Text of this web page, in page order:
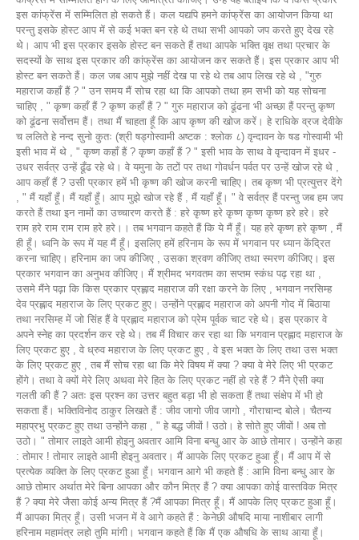
इस कांफ्रेंस में सम्मिलित हो सकते हैं। कल यद्यपि हमने कांफ्रेंस का आयोजन किया था
परन्तु इसके होस्ट आप में से कई भक्त बन रहे थे तथा सभी आपको जप करते हुए देख रहे
थे। आप भी इस प्रकार इसके होस्ट बन सकते हैं तथा आपके भक्ति वृक्ष तथा प्रचार के
सदस्यों के साथ इस प्रकार की कांफ्रेंस का आयोजन कर सकते हैं। इस प्रकार आप भी
होस्ट बन सकते हैं। कल जब आप मुझे नहीं देख पा रहे थे तब आप लिख रहे थे , "गुरु
महाराज कहाँ हैं ? " उन समय मैं सोच रहा था कि आपको तथा हम सभी को यह सोचना
चाहिए , " कृष्ण कहाँ हैं ? कृष्ण कहाँ हैं ? " गुरु महाराज को ढूंढना भी अच्छा हैं परन्तु कृष्ण
को ढूंढना सर्वोत्तम हैं। तथा मैं चाहता हूँ कि आप कृष्ण की खोज करें। हे राधिके व्रज देवीके
च ललिते हे नन्द सुनो कुतः (श्री षड्गोस्वामी अष्टक : श्लोक ८) वृन्दावन के षड गोस्वामी भी
इसी भाव में थे , " कृष्ण कहाँ हैं ? कृष्ण कहाँ हैं ? " इसी भाव के साथ वे वृन्दावन में इधर -
उधर सर्वत्र उन्हें ढूँढ रहे थे। वे यमुना के तटों पर तथा गोवर्धन पर्वत पर उन्हें खोज रहे थे ,
आप कहाँ हैं ? उसी प्रकार हमें भी कृष्ण की खोज करनी चाहिए। तब कृष्ण भी प्रत्युत्तर देंगे
, " मैं यहाँ हूँ। मैं यहाँ हूँ। आप मुझे खोज रहे हैं , मैं यहाँ हूँ। " वे सर्वत्र हैं परन्तु जब हम जप
करते हैं तथा इन नामों का उच्चारण करते हैं : हरे कृष्ण हरे कृष्ण कृष्ण कृष्ण हरे हरे। हरे
राम हरे राम राम राम हरे हरे।। तब भगवान कहते हैं कि ये मैं हूँ। यह हरे कृष्ण हरे कृष्ण , मैं
ही हूँ। ध्वनि के रूप में यह मैं हूँ। इसलिए हमें हरिनाम के रूप में भगवान पर ध्यान केंद्रित
करना चाहिए। हरिनाम का जप कीजिए , उसका श्रवण कीजिए तथा स्मरण कीजिए। इस
प्रकार भगवान का अनुभव कीजिए। मैं श्रीमद भगवतम का सप्तम स्कंध पढ़ रहा था ,
उसमे मैंने पढ़ा कि किस प्रकार प्रह्लाद महाराज की रक्षा करने के लिए , भगवान नरसिम्ह
देव प्रह्लाद महाराज के लिए प्रकट हुए। उन्होंने प्रह्लाद महाराज को अपनी गोद में बिठाया
तथा नरसिम्ह में जो सिंह हैं वे प्रह्लाद महाराज को प्रेम पूर्वक चाट रहे थे। इस प्रकार वे
अपने स्नेह का प्रदर्शन कर रहे थे। तब मैं विचार कर रहा था कि भगवान प्रह्लाद महाराज के
लिए प्रकट हुए , वे ध्रुव महाराज के लिए प्रकट हुए , वे इस भक्त के लिए तथा उस भक्त
के लिए प्रकट हुए , तब मैं सोच रहा था कि मेरे विषय में क्या ? क्या वे मेरे लिए भी प्रकट
होंगे। तथा वे क्यों मेरे लिए अथवा मेरे हित के लिए प्रकट नहीं हो रहे हैं ? मैंने ऐसी क्या
गलती की हैं ? अतः इस प्रश्न का उत्तर बहुत बड़ा भी हो सकता हैं तथा संक्षेप में भी हो
सकता हैं। भक्तिविनोद ठाकुर लिखते हैं : जीव जागो जीव जागो , गौराचान्द बोले। चैतन्य
महाप्रभु प्रकट हुए तथा उन्होंने कहा , " हे बद्ध जीवों ! उठो। हे सोते हुए जीवों ! अब तो
उठो। " तोमार लाइते आमी होइनु अवतार आमि विना बन्धु आर के आछे तोमार। उन्होंने कहा
: तोमार ! तोमार लाइते आमी होइनु अवतार। मैं आपके लिए प्रकट हुआ हूँ। मैं आप में से
प्रत्येक व्यक्ति के लिए प्रकट हुआ हूँ। भगवान आगे भी कहते हैं : आमि विना बन्धु आर के
आछे तोमार अर्थात मेरे बिना आपका और कौन मित्र हैं ? क्या आपका कोई वास्तविक मित्र
हैं ? क्या मेरे जैसा कोई अन्य मित्र हैं ?मैं आपका मित्र हूँ। मैं आपके लिए प्रकट हुआ हूँ।
मैं आपका मित्र हूँ। उसी भजन में वे आगे कहते हैं : केनेछी औषदि माया नाशीबार लागी
हरिनाम महामंत्र लहो तुमि मांगी। भगवान कहते हैं कि मैं एक औषधि के साथ आया हूँ।